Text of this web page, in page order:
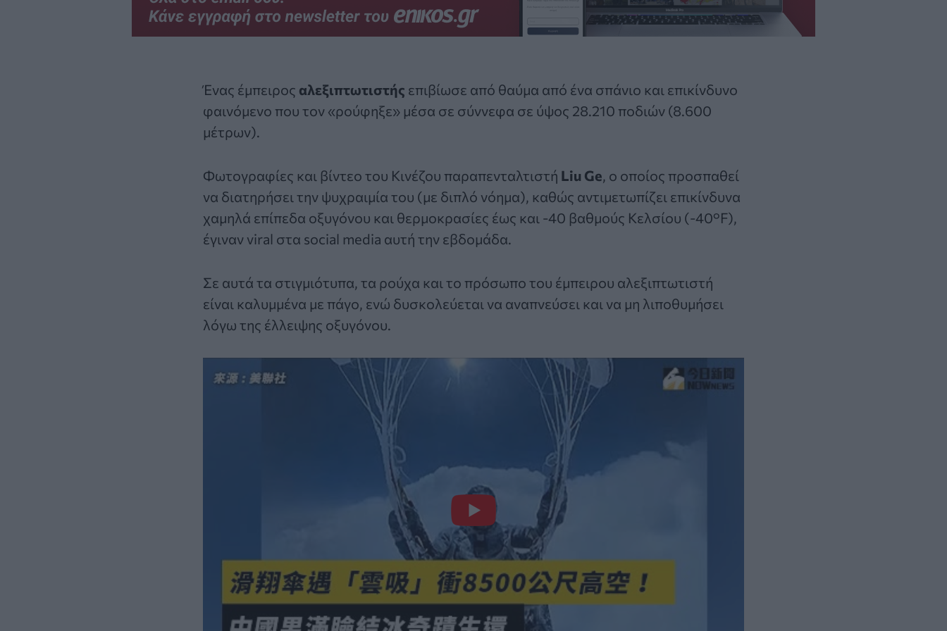
Ένας έμπειρος αλεξιπτωτιστής επιβίωσε από θαύμα από ένα σπάνιο και επικίνδυνο
φαινόμενο που τον «ρούφηξε» μέσα σε σύννεφα σε ύψος 28.210 ποδιών (8.600
μέτρων).
Φωτογραφίες και βίντεο του Κινέζου παραπενταλτιστή Liu Ge, ο οποίος προσπαθεί
να διατηρήσει την ψυχραιμία του (με διπλό νόημα), καθώς αντιμετωπίζει επικίνδυνα
χαμηλά επίπεδα οξυγόνου και θερμοκρασίες έως και -40 βαθμούς Κελσίου (-40°F),
έγιναν viral στα social media αυτή την εβδομάδα.
Σε αυτά τα στιγμιότυπα, τα ρούχα και το πρόσωπο του έμπειρου αλεξιπτωτιστή
είναι καλυμμένα με πάγο, ενώ δυσκολεύεται να αναπνεύσει και να μη λιποθυμήσει
λόγω της έλλειψης οξυγόνου.